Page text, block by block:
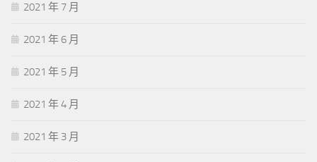
2021 年 7 月
2021 年 6 月
2021 年 5 月
2021 年 4 月
2021 年 3 月